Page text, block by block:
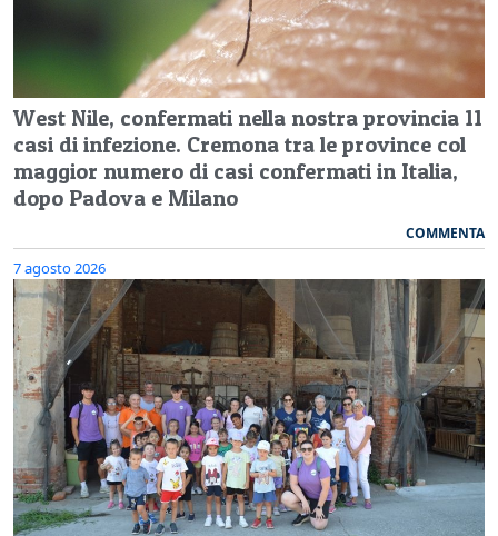
West Nile, confermati nella nostra provincia 11
casi di infezione. Cremona tra le province col
maggior numero di casi confermati in Italia,
dopo Padova e Milano
COMMENTA
7 agosto 2026